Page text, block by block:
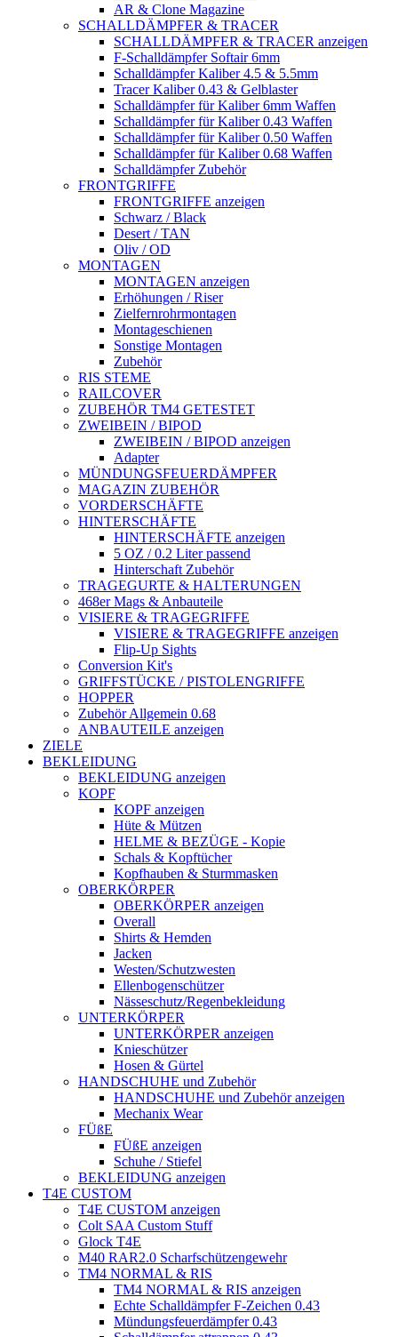
AR & Clone Magazine
SCHALLDÄMPFER & TRACER
SCHALLDÄMPFER & TRACER anzeigen
F-Schalldämpfer Softair 6mm
Schalldämpfer Kaliber 4.5 & 5.5mm
Tracer Kaliber 0.43 & Gelblaster
Schalldämpfer für Kaliber 6mm Waffen
Schalldämpfer für Kaliber 0.43 Waffen
Schalldämpfer für Kaliber 0.50 Waffen
Schalldämpfer für Kaliber 0.68 Waffen
Schalldämpfer Zubehör
FRONTGRIFFE
FRONTGRIFFE anzeigen
Schwarz / Black
Desert / TAN
Oliv / OD
MONTAGEN
MONTAGEN anzeigen
Erhöhungen / Riser
Zielfernrohrmontagen
Montageschienen
Sonstige Montagen
Zubehör
RIS STEME
RAILCOVER
ZUBEHÖR TM4 GETESTET
ZWEIBEIN / BIPOD
ZWEIBEIN / BIPOD anzeigen
Adapter
MÜNDUNGSFEUERDÄMPFER
MAGAZIN ZUBEHÖR
VORDERSCHÄFTE
HINTERSCHÄFTE
HINTERSCHÄFTE anzeigen
5 OZ / 0.2 Liter passend
Hinterschaft Zubehör
TRAGEGURTE & HALTERUNGEN
468er Mags & Anbauteile
VISIERE & TRAGEGRIFFE
VISIERE & TRAGEGRIFFE anzeigen
Flip-Up Sights
Conversion Kit's
GRIFFSTÜCKE / PISTOLENGRIFFE
HOPPER
Zubehör Allgemein 0.68
ANBAUTEILE anzeigen
ZIELE
BEKLEIDUNG
BEKLEIDUNG anzeigen
KOPF
KOPF anzeigen
Hüte & Mützen
HELME & BEZÜGE - Kopie
Schals & Kopftücher
Kopfhauben & Sturmmasken
OBERKÖRPER
OBERKÖRPER anzeigen
Overall
Shirts & Hemden
Jacken
Westen/Schutzwesten
Ellenbogenschützer
Nässeschutz/Regenbekleidung
UNTERKÖRPER
UNTERKÖRPER anzeigen
Knieschützer
Hosen & Gürtel
HANDSCHUHE und Zubehör
HANDSCHUHE und Zubehör anzeigen
Mechanix Wear
FÜßE
FÜßE anzeigen
Schuhe / Stiefel
BEKLEIDUNG anzeigen
T4E CUSTOM
T4E CUSTOM anzeigen
Colt SAA Custom Stuff
Glock T4E
M40 RAR2.0 Scharfschützengewehr
TM4 NORMAL & RIS
TM4 NORMAL & RIS anzeigen
Echte Schalldämpfer F-Zeichen 0.43
Mündungsfeuerdämpfer 0.43